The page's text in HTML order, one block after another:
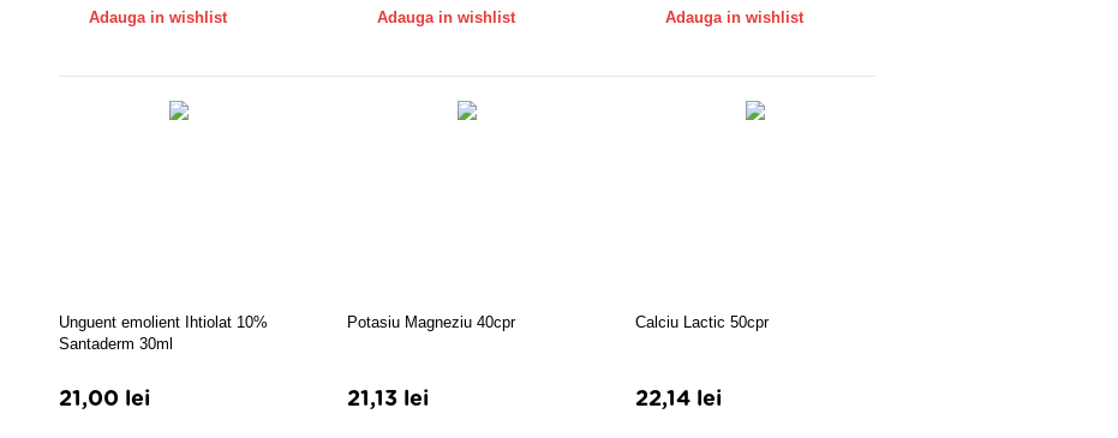
Adauga in wishlist
Adauga in wishlist
Adauga in wishlist
Unguent emolient Ihtiolat 10%
Santaderm 30ml
21,00 lei
Potasiu Magneziu 40cpr
21,13 lei
Calciu Lactic 50cpr
22,14 lei